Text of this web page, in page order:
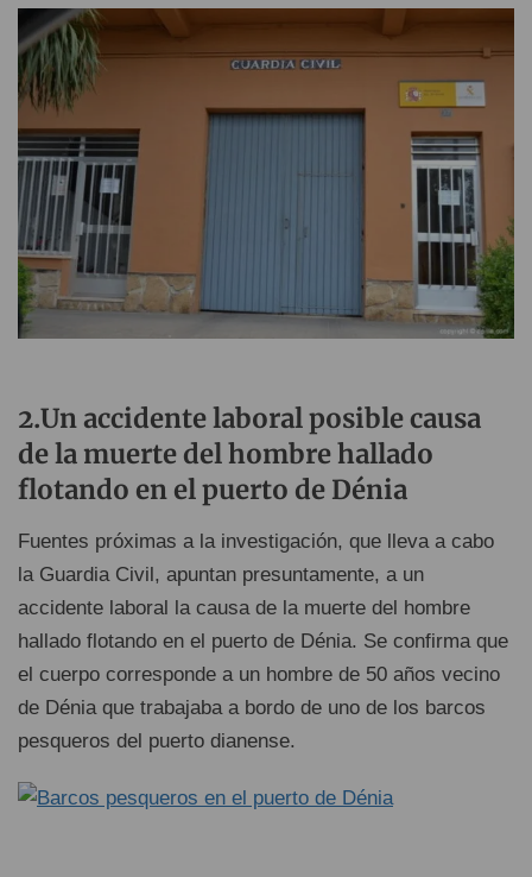
2.Un accidente laboral posible causa
de la muerte del hombre hallado
flotando en el puerto de Dénia
Fuentes próximas a la investigación, que lleva a cabo
la Guardia Civil, apuntan presuntamente, a un
accidente laboral la causa de la muerte del hombre
hallado flotando en el puerto de Dénia. Se confirma que
el cuerpo corresponde a un hombre de 50 años vecino
de Dénia que trabajaba a bordo de uno de los barcos
pesqueros del puerto dianense.